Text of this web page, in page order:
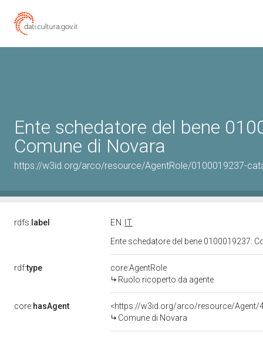
Ente schedatore del bene
Comune di Novara
https://w3id.org/arco/resource/AgentRole/0100019237-
rdfs: label EN
IT
Ente schedatore del bene 0100019237:
rdf:type
core:AgentRole
Ruolo ricoperto da agente
core:hasAgent
<https://w3id.org/arco/resource/Agent/
Comune di Novara